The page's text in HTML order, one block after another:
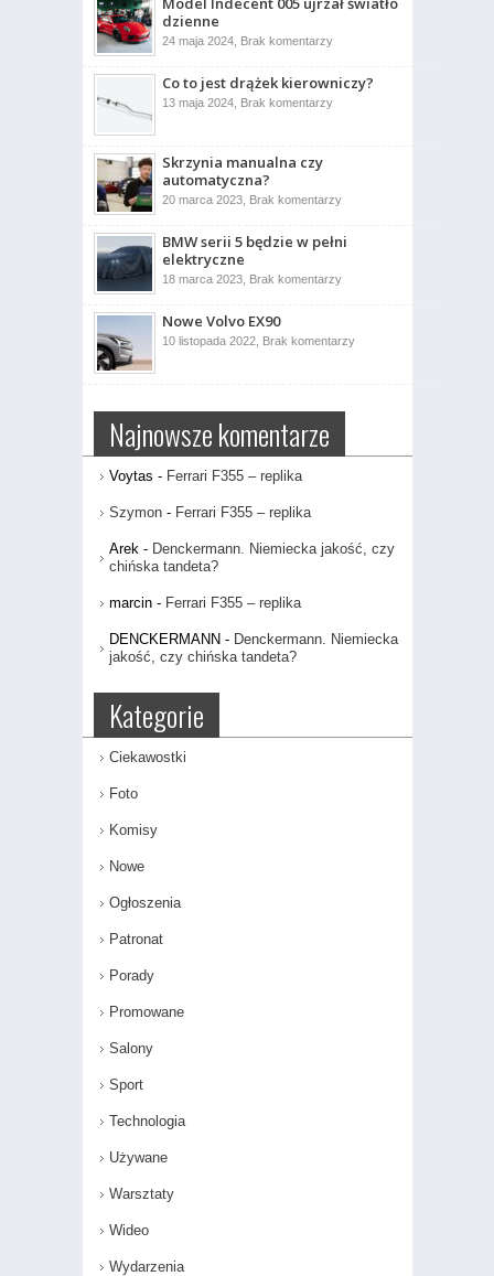
dzienne
24 maja 2024, Brak komentarzydo
005
ujrzał
światło
Co to jest drążek kierowniczy?
13 maja 2024, Brak komentarzydo
Skrzynia manualna czy
automatyczna?
20 marca 2023, Brak komentarzydo
czy
automatyczna?
BMW serii 5 będzie w pełni
elektryczne
18 marca 2023, Brak komentarzydo
w
Nowe Volvo EX90
10 listopada 2022, Brak komentarzydo
Najnowsze komentarze
Voytas - Ferrari F355 – replika
Szymon- Ferrari F355 – replika
Arek - Denckermann. Niemiecka jakość, czy
chińska tandeta?
marcin- Ferrari F355 – replika
DENCKERMANN- Denckermann. Niemiecka
jakość, czy chińska tandeta?
Kategorie
Ciekawostki
Foto
Komisy
Nowe
Ogłoszenia
Patronat
Porady
Promowane
Salony
Sport
Technologia
Używane
Warsztaty
Wideo
Wydarzenia